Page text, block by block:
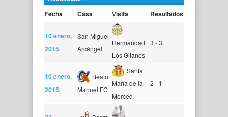
Fecha
Casa Visita Resultados
10 enero,
2015
San Miguel
Arcángel
Hermandad
Los Gitanos
3 - 3
10 enero,
2015
Beato
Manuel FC
Santa
María de la
Merced
2 - 1